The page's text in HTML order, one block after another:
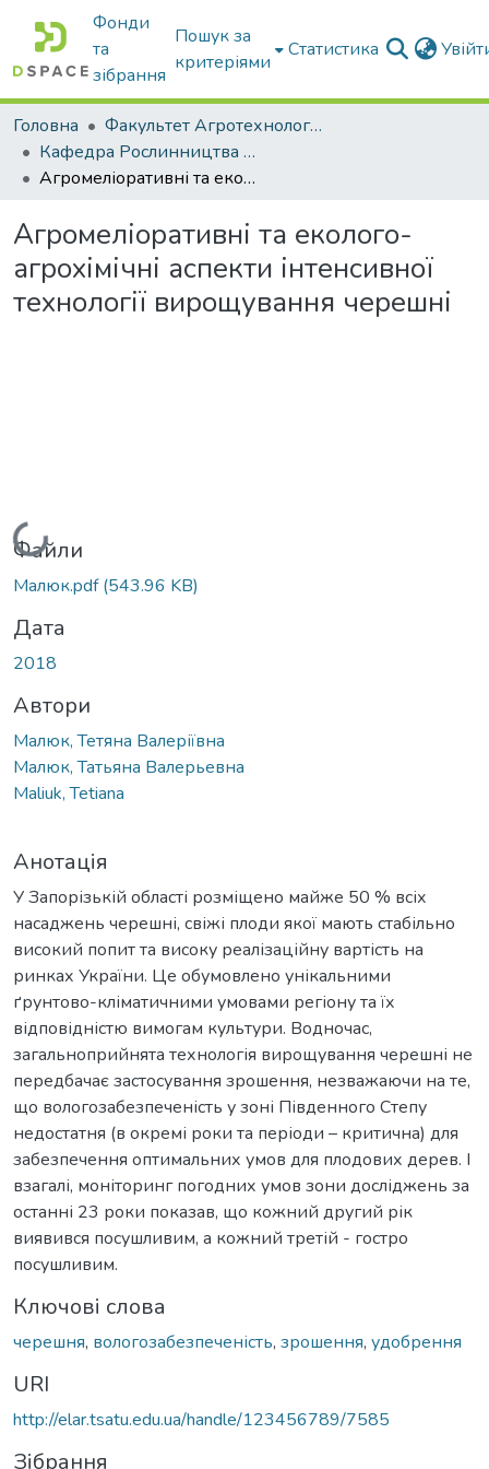
Фонди
та
зібрання
Пошук за
критеріями
Статистика
Головна
Факультет Агротехнологій та екології
Кафедра Рослинництва та садівництва ім. професора В.В. Калитки
Агромеліоративні та еколого-агрохімічні аспекти інтенсивної технології вирощування черешні
Агромеліоративні та еколого-
агрохімічні аспекти інтенсивної
технології вирощування черешні
Вантажиться...
Файли
Малюк.pdf(543.96 KB)
Дата
2018
Автори
Малюк, Тетяна Валеріївна
Малюк, Татьяна Валерьевна
Maliuk, Tetiana
Анотація
У Запорізькій області розміщено майже 50 % всіх
насаджень черешні, свіжі плоди якої мають стабільно
високий попит та високу реалізаційну вартість на
ринках України. Це обумовлено унікальними
ґрунтово-кліматичними умовами регіону та їх
відповідністю вимогам культури. Водночас,
загальноприйнята технологія вирощування черешні не
передбачає застосування зрошення, незважаючи на те,
що вологозабезпеченість у зоні Південного Степу
недостатня (в окремі роки та періоди – критична) для
забезпечення оптимальних умов для плодових дерев. І
взагалі, моніторинг погодних умов зони досліджень за
останні 23 роки показав, що кожний другий рік
виявився посушливим, а кожний третій - гостро
посушливим.
Ключові слова
черешня, вологозабезпеченість, зрошення, удобрення
URI
http://elar.tsatu.edu.ua/handle/123456789/7585
Зібрання